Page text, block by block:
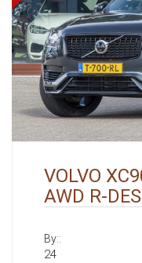
VOLVO
AWD R-
By::
24